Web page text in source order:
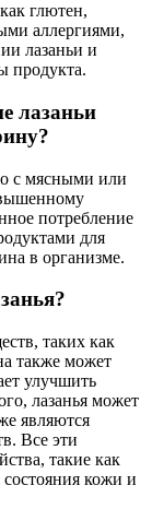
глютен,
аллергиями,
лазаньи и
продукта.
лазаньи
с мясными или
потребление
для
в организме.
таких как
также может
улучшить
лазанья может
являются
Все эти
такие как
кожи и